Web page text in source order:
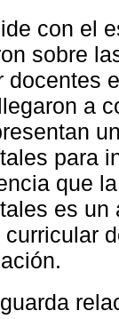
con el
sobre
docentes
a
para
que
es